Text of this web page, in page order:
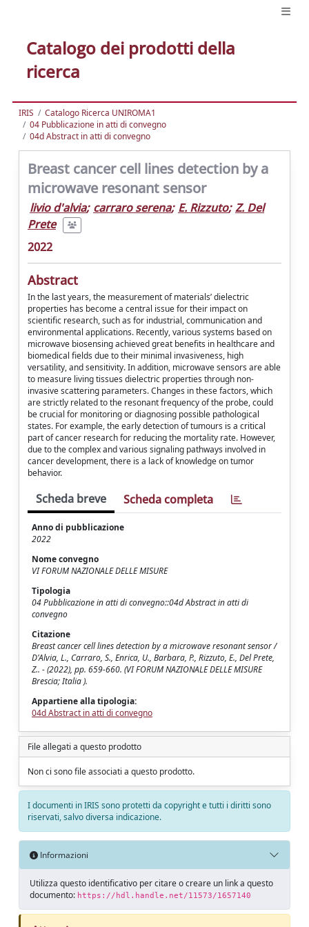
Catalogo dei prodotti della
ricerca
IRIS
Catalogo Ricerca UNIROMA1
04 Pubblicazione in atti di convegno
04d Abstract in atti di convegno
Breast cancer cell lines detection by a
microwave resonant sensor
livio d'alvia; carraro serena; E. Rizzuto; Z. Del
Prete
2022
Abstract
In the last years, the measurement of materials’ dielectric
properties has become a central issue for their impact on
scientific research, such as for industrial, communication and
environmental applications. Recently, various systems based on
microwave biosensing achieved great benefits in healthcare and
biomedical fields due to their minimal invasiveness, high
versatility, and sensitivity. In addition, microwave sensors are able
to measure living tissues dielectric properties through non-
invasive scattering parameters. Changes in these factors, which
are strictly related to the resonant frequency of the probe, could
be crucial for monitoring or diagnosing possible pathological
states. For example, the early detection of tumours is a critical
part of cancer research for reducing the mortality rate. However,
due to the complex and various signaling pathways involved in
cancer development, there is a lack of knowledge on tumor
behavior.
Scheda breve Scheda completa
Anno di pubblicazione
2022
Nome convegno
VI FORUM NAZIONALE DELLE MISURE
Tipologia
04 Pubblicazione in atti di convegno::04d Abstract in atti di
convegno
Citazione
Breast cancer cell lines detection by a microwave resonant sensor /
D'Alvia, L., Carraro, S., Enrica, U., Barbara, P., Rizzuto, E., Del Prete,
Z.. - (2022), pp. 659-660. (VI FORUM NAZIONALE DELLE MISURE
Brescia; Italia ).
Appartiene alla tipologia:
04d Abstract in atti di convegno
File allegati a questo prodotto
Non ci sono file associati a questo prodotto.
I documenti in IRIS sono protetti da copyright e tutti i diritti sono
riservati, salvo diversa indicazione.
Informazioni
Utilizza questo identificativo per citare o creare un link a questo
documento: https://hdl.handle.net/11573/1657140